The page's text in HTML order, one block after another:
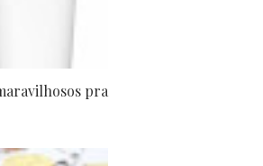
pra